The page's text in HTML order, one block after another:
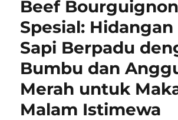
Beef Bourguignon
Spesial:
Sapi Berpadu
Bumbu dan
Merah untuk
Malam Istimewa